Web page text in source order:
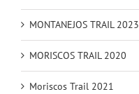
MONTANEJOS TRAIL 2023
MORISCOS TRAIL 2020
Moriscos Trail 2021